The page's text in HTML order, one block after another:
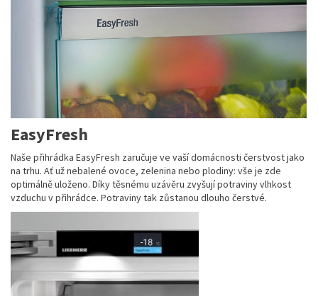
EasyFresh
Naše přihrádka EasyFresh zaručuje ve vaší domácnosti čerstvost jako
na trhu. Ať už nebalené ovoce, zelenina nebo plodiny: vše je zde
optimálně uloženo. Díky těsnému uzávěru zvyšují potraviny vlhkost
vzduchu v přihrádce. Potraviny tak zůstanou dlouho čerstvé.